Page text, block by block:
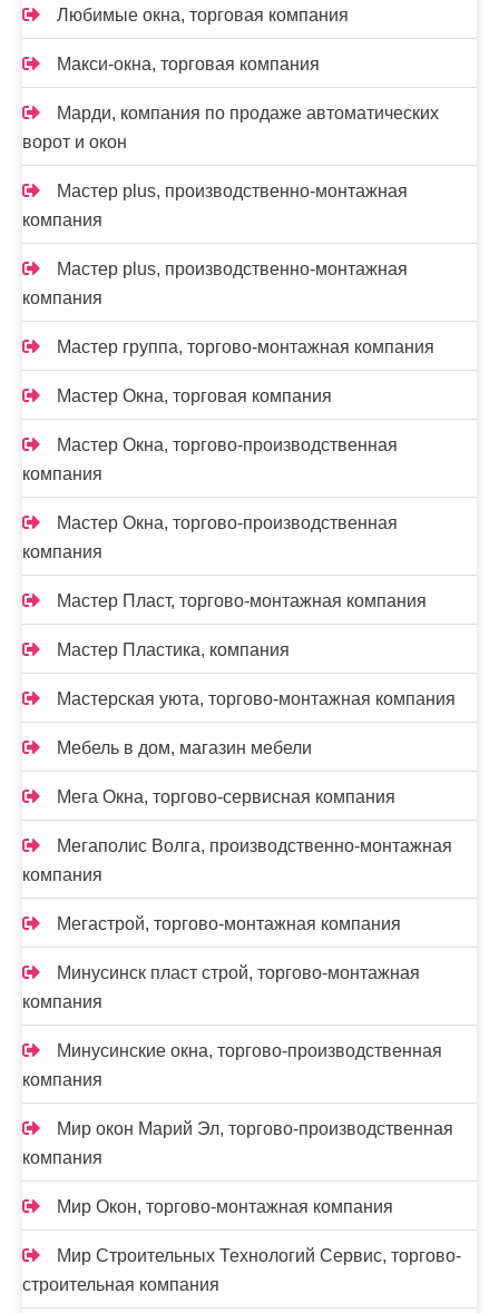
Любимые окна, торговая компания
Макси-окна, торговая компания
Марди, компания по продаже автоматических
ворот и окон
Мастер plus, производственно-монтажная
компания
Мастер plus, производственно-монтажная
компания
Мастер группа, торгово-монтажная компания
Мастер Окна, торговая компания
Мастер Окна, торгово-производственная
компания
Мастер Окна, торгово-производственная
компания
Мастер Пласт, торгово-монтажная компания
Мастер Пластика, компания
Мастерская уюта, торгово-монтажная компания
Мебель в дом, магазин мебели
Мега Окна, торгово-сервисная компания
Мегаполис Волга, производственно-монтажная
компания
Мегастрой, торгово-монтажная компания
Минусинск пласт строй, торгово-монтажная
компания
Минусинские окна, торгово-производственная
компания
Мир окон Марий Эл, торгово-производственная
компания
Мир Окон, торгово-монтажная компания
Мир Строительных Технологий Сервис, торгово-
строительная компания